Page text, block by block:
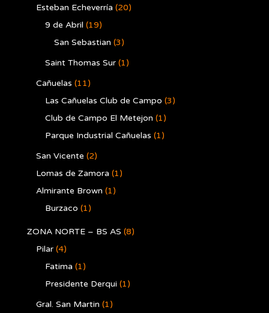
Esteban Echeverría (20)
9 de Abril (19)
San Sebastian (3)
Saint Thomas Sur (1)
Cañuelas (11)
Las Cañuelas Club de Campo (3)
Club de Campo El Metejon (1)
Parque Industrial Cañuelas (1)
San Vicente (2)
Lomas de Zamora (1)
Almirante Brown (1)
Burzaco (1)
ZONA NORTE – BS AS (8)
Pilar (4)
Fatima (1)
Presidente Derqui (1)
Gral. San Martin (1)